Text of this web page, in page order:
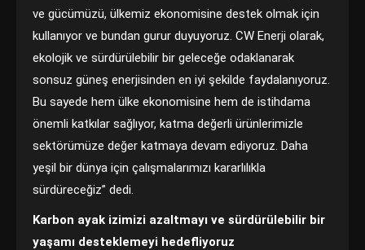
ve gücümüzü, ülkemiz ekonomisine destek olmak için
kullanıyor ve bundan gurur duyuyoruz. CW Enerji olarak,
ekolojik ve sürdürülebilir bir geleceğe odaklanarak
sonsuz güneş enerjisinden en iyi şekilde faydalanıyoruz.
Bu sayede hem ülke ekonomisine hem de istihdama
önemli katkılar sağlıyor, katma değerli ürünlerimizle
sektörümüze değer katmaya devam ediyoruz. Daha
yeşil bir dünya için çalışmalarımızı kararlılıkla
sürdüreceğiz” dedi.
Karbon ayak izimizi azaltmayı ve sürdürülebilir bir
yaşamı desteklemeyi hedefliyoruz